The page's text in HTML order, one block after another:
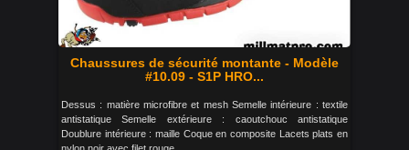
Chaussures de sécurité montante - Modèle
#10.09 - S1P HRO...
Dessus : matière microfibre et mesh Semelle intérieure : textile
antistatique Semelle extérieure : caoutchouc antistatique
Doublure intérieure : maille Coque en composite Lacets plats en